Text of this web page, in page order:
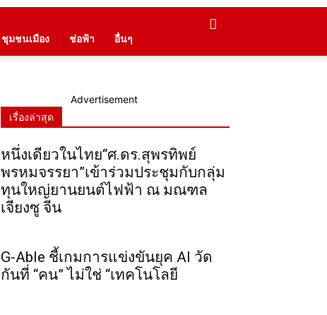
ชุมชนเมือง ช่อฟ้า อื่นๆ
Advertisement
เรื่องล่าสุด
หนึ่งเดียวในไทย“ศ.ดร.สุพรทิพย์
พรหมจรรยา”เข้าร่วมประชุมกับกลุ่ม
ทุนใหญ่ยานยนต์ไฟฟ้า ณ มณฑล
เจียงซู จีน
G-Able ชี้เกมการแข่งขันยุค AI วัด
กันที่ “คน” ไม่ใช่ “เทคโนโลยี